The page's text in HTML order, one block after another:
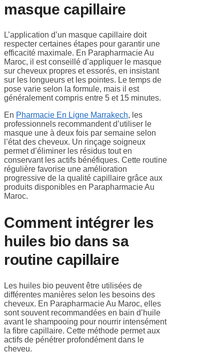
masque capillaire
L’application d’un masque capillaire doit
respecter certaines étapes pour garantir une
efficacité maximale. En Parapharmacie Au
Maroc, il est conseillé d’appliquer le masque
sur cheveux propres et essorés, en insistant
sur les longueurs et les pointes. Le temps de
pose varie selon la formule, mais il est
généralement compris entre 5 et 15 minutes.
En Pharmacie En Ligne Marrakech, les
professionnels recommandent d’utiliser le
masque une à deux fois par semaine selon
l’état des cheveux. Un rinçage soigneux
permet d’éliminer les résidus tout en
conservant les actifs bénéfiques. Cette routine
régulière favorise une amélioration
progressive de la qualité capillaire grâce aux
produits disponibles en Parapharmacie Au
Maroc.
Comment intégrer les
huiles bio dans sa
routine capillaire
Les huiles bio peuvent être utilisées de
différentes manières selon les besoins des
cheveux. En Parapharmacie Au Maroc, elles
sont souvent recommandées en bain d’huile
avant le shampooing pour nourrir intensément
la fibre capillaire. Cette méthode permet aux
actifs de pénétrer profondément dans le
cheveu.